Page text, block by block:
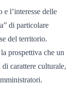
l’interesse delle
di particolare
del territorio.
prospettiva che un
carattere culturale,